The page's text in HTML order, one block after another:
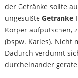
der Getränke sollte
ungesüßte Getränke
Körper aufputschen,
(bspw. Karies). Nicht
Dadurch verdünnt
durcheinander